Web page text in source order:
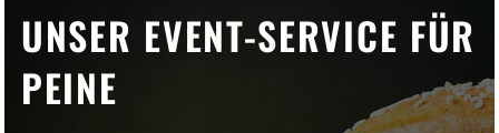
UNSER EVENT-SERVICE FÜR
PEINE